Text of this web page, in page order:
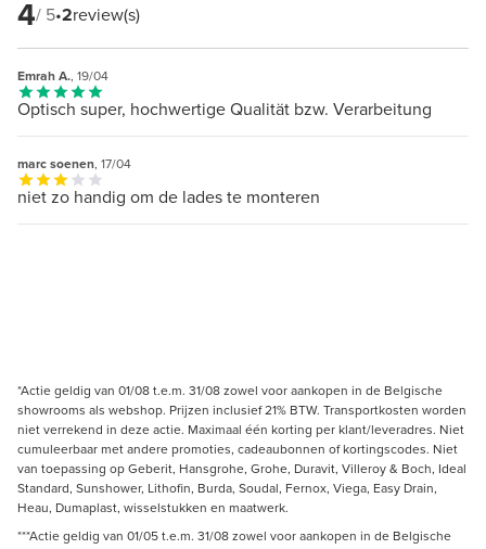
4/ 5•2review(s)
Emrah A., 19/04
Optisch super, hochwertige Qualität bzw. Verarbeitung
marc soenen, 17/04
niet zo handig om de lades te monteren
*Actie geldig van 01/08 t.e.m. 31/08 zowel voor aankopen in de Belgische
showrooms als webshop. Prijzen inclusief 21% BTW. Transportkosten worden
niet verrekend in deze actie. Maximaal één korting per klant/leveradres. Niet
cumuleerbaar met andere promoties, cadeaubonnen of kortingscodes. Niet
van toepassing op Geberit, Hansgrohe, Grohe, Duravit, Villeroy & Boch, Ideal
Standard, Sunshower, Lithofin, Burda, Soudal, Fernox, Viega, Easy Drain,
Heau, Dumaplast, wisselstukken en maatwerk.
***Actie geldig van 01/05 t.e.m. 31/08 zowel voor aankopen in de Belgische